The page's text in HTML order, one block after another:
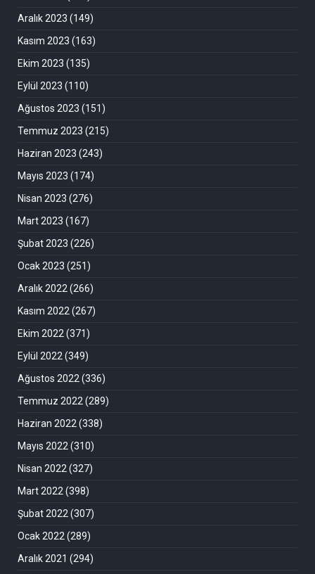
Aralık 2023 (149)
Kasım 2023 (163)
Ekim 2023 (135)
Eylül 2023 (110)
Ağustos 2023 (151)
Temmuz 2023 (215)
Haziran 2023 (243)
Mayıs 2023 (174)
Nisan 2023 (276)
Mart 2023 (167)
Şubat 2023 (226)
Ocak 2023 (251)
Aralık 2022 (266)
Kasım 2022 (267)
Ekim 2022 (371)
Eylül 2022 (349)
Ağustos 2022 (336)
Temmuz 2022 (289)
Haziran 2022 (338)
Mayıs 2022 (310)
Nisan 2022 (327)
Mart 2022 (398)
Şubat 2022 (307)
Ocak 2022 (289)
Aralık 2021 (294)